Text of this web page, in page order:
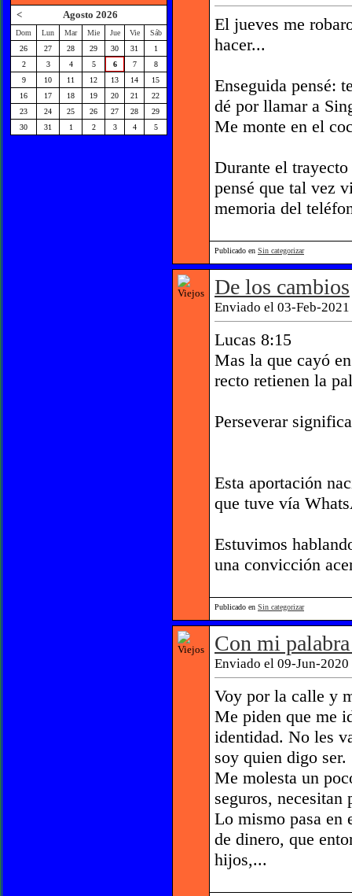
El jueves me
hacer...
Enseguida pensé:
dé por llamar a
Me monte en el
Durante el
pensé que tal vez
memoria del
Publicado en Sin categorizar
De los cambios
Enviado el 03-Feb-
Lucas 8:15
Mas la que cayó
recto retienen la
Perseverar
Esta aportación
que tuve vía
Estuvimos
una convicción
Publicado en Sin categorizar
Con mi
Enviado el 09-Jun-
Voy por la calle y
Me piden que me
identidad. No les
soy quien digo ser.
Me molesta un
seguros, necesitan
Lo mismo pasa en
de dinero, que
hijos,...
<
Agosto 2026
Dom Lun Mar Mie Jue Vie
Sáb
26
27 28 29 30 31
1
2
3 4 5 6 7
8
9
10 11 12 13 14
15
16
17 18 19 20 21
22
23
24 25 26 27 28
29
30
31 1 2 3 4 5